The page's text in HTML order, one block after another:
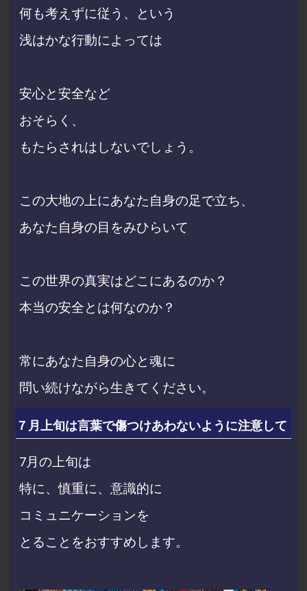
何も考えずに従う、という
浅はかな行動によっては
安心と安全など
おそらく、
もたらされはしないでしょう。
この大地の上にあなた自身の足で立ち、
あなた自身の目をみひらいて
この世界の真実はどこにあるのか？
本当の安全とは何なのか？
常にあなた自身の心と魂に
問い続けながら生きてください。
７月上旬は言葉で傷つけあわないように注意して
7月の上旬は
特に、慎重に、意識的に
コミュニケーションを
とることをおすすめします。